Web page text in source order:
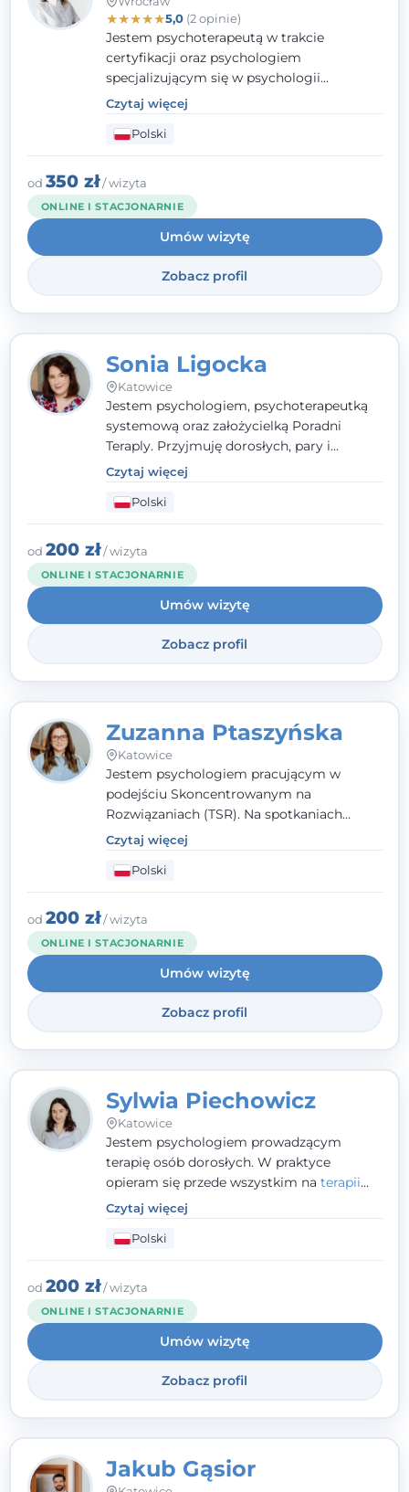
★★★★★5,0(2 opinie)
Jestem psychoterapeutą w trakcie
certyfikacji oraz psychologiem
specjalizującym się w psychologii
klinicznej. Ukończyłam również studia
podyplomowe z Praktycznej Diagnozy
Psychologicznej. Aktywnie uczestniczę w
działalności Polskiego Towarzystwa
Psychiatrycznego oraz Polskiego
Towarzystwa Psychologicznego, a także
jestem członkiem nadzwyczajnym
Wielkopolskiego Towarzystwa Terapii
Systemowej.
Czytaj więcej
Polski
od 350 zł/ wizyta
ONLINE I STACJONARNIE
Umów wizytę
Zobacz profil
Sonia Ligocka
Katowice
Jestem psychologiem, psychoterapeutką
systemową oraz założycielką Poradni
Teraply. Przyjmuję dorosłych, pary i
rodziny, dobierając metody do
indywidualnych zasobów pacjenta. Wierzę
w drzemiące w Tobie zasoby, które
pozwolą Ci wyjść z kryzysu - a jeśli jeszcze
ich nie widzisz, pomogę Ci je odsłonić.
Czytaj więcej
Polski
od 200 zł/ wizyta
ONLINE I STACJONARNIE
Umów wizytę
Zobacz profil
Zuzanna Ptaszyńska
Katowice
Jestem psychologiem pracującym w
podejściu Skoncentrowanym na
Rozwiązaniach (TSR). Na spotkaniach
pracuję w sposób dopasowany do Ciebie -
nawet jeśli na starcie nie wiesz dokładnie,
czego potrzebujesz, odkrywamy to razem,
krok po kroku. Towarzyszę dorosłym oraz
młodzieży od 13. roku życia.
Czytaj więcej
Polski
od 200 zł/ wizyta
ONLINE I STACJONARNIE
Umów wizytę
Zobacz profil
Sylwia Piechowicz
Katowice
Jestem psychologiem prowadzącym
terapię osób dorosłych. W praktyce
opieram się przede wszystkim na terapii
poznawczo-behawioralnej
podejściu skoncentrowanym na
rozwiązaniach (TSR) oraz Racjonalnej
Terapii Zachowania (RTZ). Dużą wagę
przykładam do relacji opartej na empatii,
poczuciu bezpieczeństwa i wzajemnym
zrozumieniu.
Czytaj więcej
Polski
od 200 zł/ wizyta
ONLINE I STACJONARNIE
Umów wizytę
Zobacz profil
Jakub Gąsior